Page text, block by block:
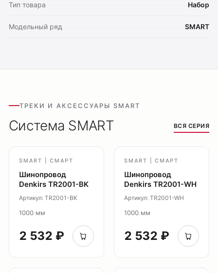
Тип товара Набор
Модельный ряд SMART
ТРЕКИ И АКСЕССУАРЫ SMART
Система SMART ВСЯ СЕРИЯ
SMART | СМАРТ
Шинопровод
Denkirs TR2001-BK
Артикул: TR2001-BK
1000 мм
2 532 ₽
SMART | СМАРТ
Шинопровод
Denkirs TR2001-WH
Артикул: TR2001-WH
1000 мм
2 532 ₽